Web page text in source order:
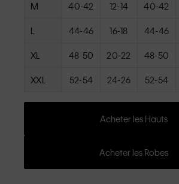
M 40-42 12-14 40-42
L 44-46 16-18 44-46
XL 48-50 20-22 48-50
XXL 52-54 24-26 52-54
Acheter les Hauts
Acheter les Robes